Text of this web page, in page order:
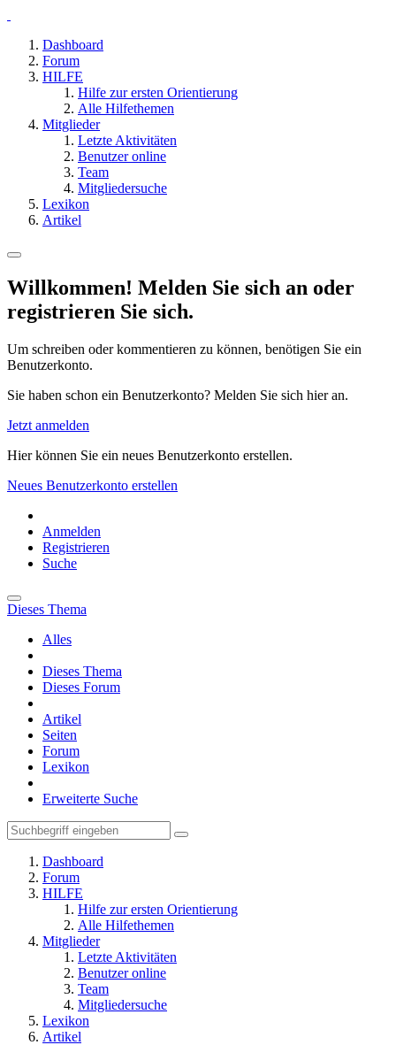
Dashboard
Forum
HILFE
Hilfe zur ersten Orientierung
Alle Hilfethemen
Mitglieder
Letzte Aktivitäten
Benutzer online
Team
Mitgliedersuche
Lexikon
Artikel
Willkommen! Melden Sie sich an oder
registrieren Sie sich.
Um schreiben oder kommentieren zu können, benötigen Sie ein
Benutzerkonto.
Sie haben schon ein Benutzerkonto? Melden Sie sich hier an.
Jetzt anmelden
Hier können Sie ein neues Benutzerkonto erstellen.
Neues Benutzerkonto erstellen
Anmelden
Registrieren
Suche
Dieses Thema
Alles
Dieses Thema
Dieses Forum
Artikel
Seiten
Forum
Lexikon
Erweiterte Suche
Dashboard
Forum
HILFE
Hilfe zur ersten Orientierung
Alle Hilfethemen
Mitglieder
Letzte Aktivitäten
Benutzer online
Team
Mitgliedersuche
Lexikon
Artikel